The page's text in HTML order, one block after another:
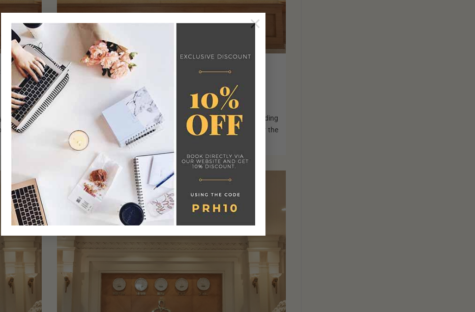
×
providing
for the
FRONT OFFICE – BỘ PHẬN LỄ TÂN
385 Xem 0 Thích
We'll support A CULTURE OF BALANCE AND SUCCESS by providing
opportunities for our people to bring out their best not only for the
Hotel but also for the community within...